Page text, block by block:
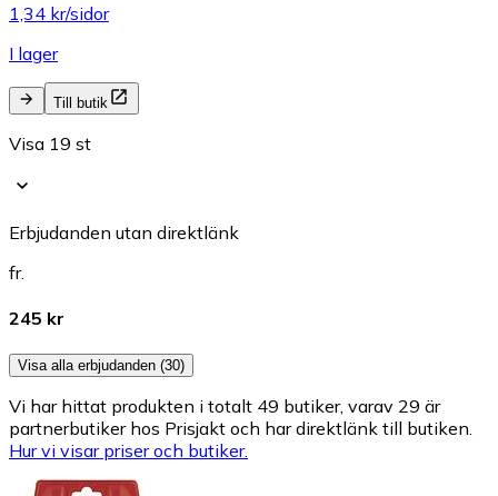
1,34 kr/sidor
I lager
Till butik
Visa 19 st
Erbjudanden utan direktlänk
fr.
245 kr
Visa alla erbjudanden (30)
Vi har hittat produkten i totalt 49 butiker, varav 29 är
partnerbutiker hos Prisjakt och har direktlänk till butiken.
Hur vi visar priser och butiker.